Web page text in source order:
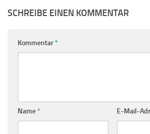
SCHREIBE EINEN KOMMENTAR
Kommentar*
Name* E-Mail-